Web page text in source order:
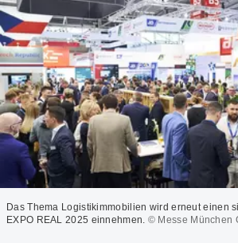
Das Thema Logistikimmobilien wird erneut einen
EXPO REAL 2025 einnehmen. © Messe München